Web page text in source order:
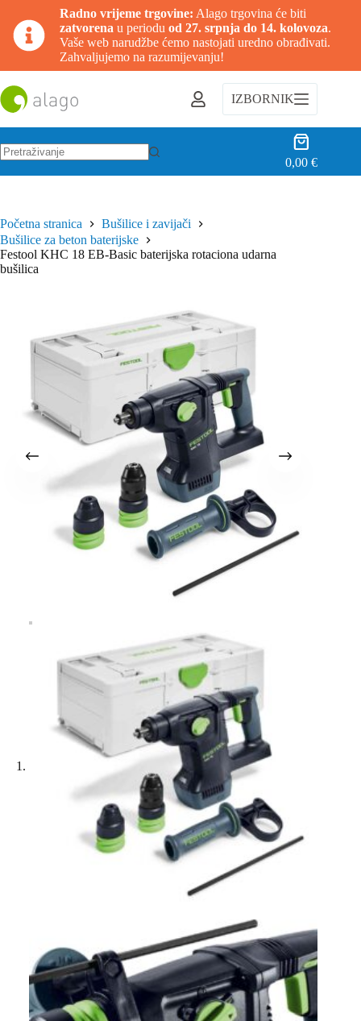
Radno vrijeme trgovine: Alago trgovina će biti
zatvorena u periodu od 27. srpnja do 14. kolovoza.
Vaše web narudžbe ćemo nastojati uredno obrađivati.
Zahvaljujemo na razumijevanju!
na
sadržaj
IZBORNIK
Košarica
0,00€
Početna stranica
Bušilice i zavijači
Bušilice za beton baterijske
Festool KHC 18 EB-Basic baterijska rotaciona udarna
bušilica